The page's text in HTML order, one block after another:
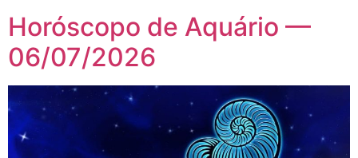
Horóscopo de Aquário —
06/07/2026